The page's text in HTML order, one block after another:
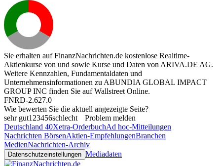
Sie erhalten auf FinanzNachrichten.de kostenlose Realtime-
Aktienkurse von und sowie Kurse und Daten von ARIVA.DE AG.
Weitere Kennzahlen, Fundamentaldaten und
Unternehmensinformationen zu ABUNDIA GLOBAL IMPACT
GROUP INC finden Sie aufWallstreet Online.
FNRD-2.627.0
Wie bewerten Sie die aktuell angezeigte Seite?
sehr gut1 23456schlecht
Problem melden
Deutschland 40Xetra-OrderbuchAd hoc-Mitteilungen
Nachrichten BörsenAktien-EmpfehlungenBranchen
MedienNachrichten-Archiv
Datenschutzeinstellungen Mediadaten